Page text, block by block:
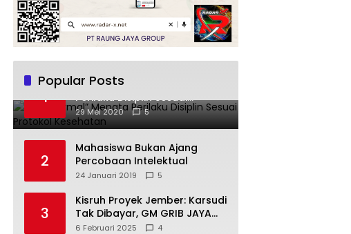
Popular Posts
1
“New Normal” Menata
Perilaku Disiplin Sesuai
Protokol Kesehatan
29 Mei 2020 5
2
Mahasiswa Bukan Ajang
Percobaan Intelektual
24 Januari 2019 5
3
Kisruh Proyek Jember: Karsudi
Tak Dibayar, GM GRIB JAYA
Turun Tangan!
6 Februari 2025 4